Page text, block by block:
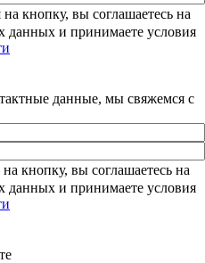
кнопку, вы соглашаетесь на
данных и принимаете условия
данные, мы свяжемся с
кнопку, вы соглашаетесь на
данных и принимаете условия